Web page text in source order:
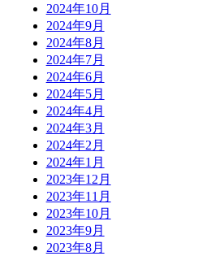
2024年10月
2024年9月
2024年8月
2024年7月
2024年6月
2024年5月
2024年4月
2024年3月
2024年2月
2024年1月
2023年12月
2023年11月
2023年10月
2023年9月
2023年8月